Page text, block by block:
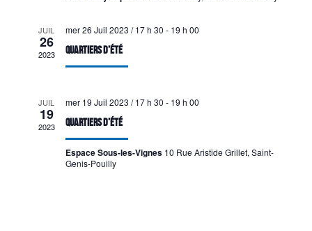
JUIL
26
2023
mer 26 Juil 2023 / 17 h 30 - 19 h 00
Quartiers d’Été
JUIL
19
2023
mer 19 Juil 2023 / 17 h 30 - 19 h 00
Quartiers d’Été
Espace Sous-les-Vignes 10 Rue Aristide Grillet, Saint-
Genis-Pouilly